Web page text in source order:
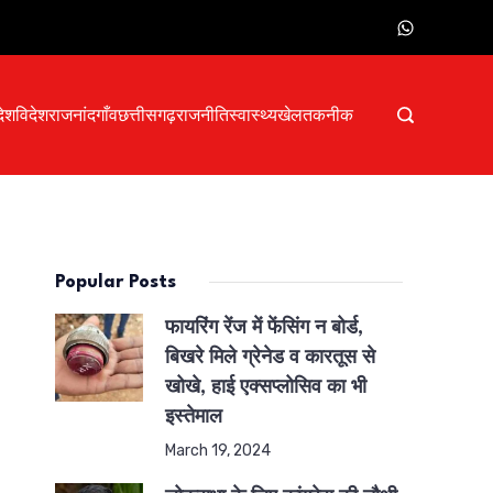
विदेशराजनांदगाँवछत्तीसगढ़राजनीतिस्वास्थ्यखेलतकनीक
Popular Posts
फायरिंग रेंज में फेंसिंग न बोर्ड,
बिखरे मिले ग्रेनेड व कारतूस से
खोखे, हाई एक्सप्लोसिव का भी
इस्तेमाल
March 19, 2024